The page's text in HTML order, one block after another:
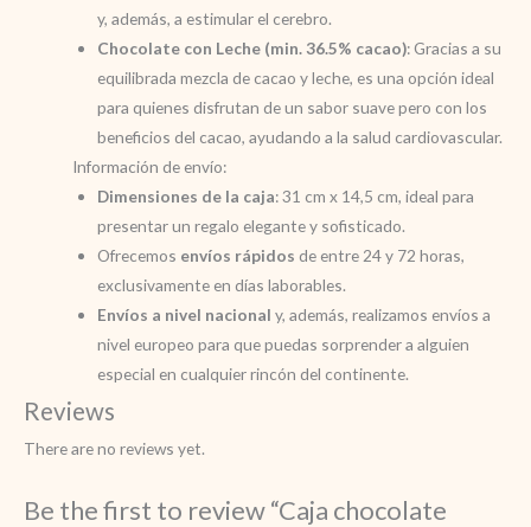
y, además, a estimular el cerebro.
Chocolate con Leche (min. 36.5% cacao): Gracias a su
equilibrada mezcla de cacao y leche, es una opción ideal
para quienes disfrutan de un sabor suave pero con los
beneficios del cacao, ayudando a la salud cardiovascular.
Información de envío:
Dimensiones de la caja: 31 cm x 14,5 cm, ideal para
presentar un regalo elegante y sofisticado.
Ofrecemos envíos rápidos de entre 24 y 72 horas,
exclusivamente en días laborables.
Envíos a nivel nacional y, además, realizamos envíos a
nivel europeo para que puedas sorprender a alguien
especial en cualquier rincón del continente.
Reviews
There are no reviews yet.
Be the first to review “Caja chocolate